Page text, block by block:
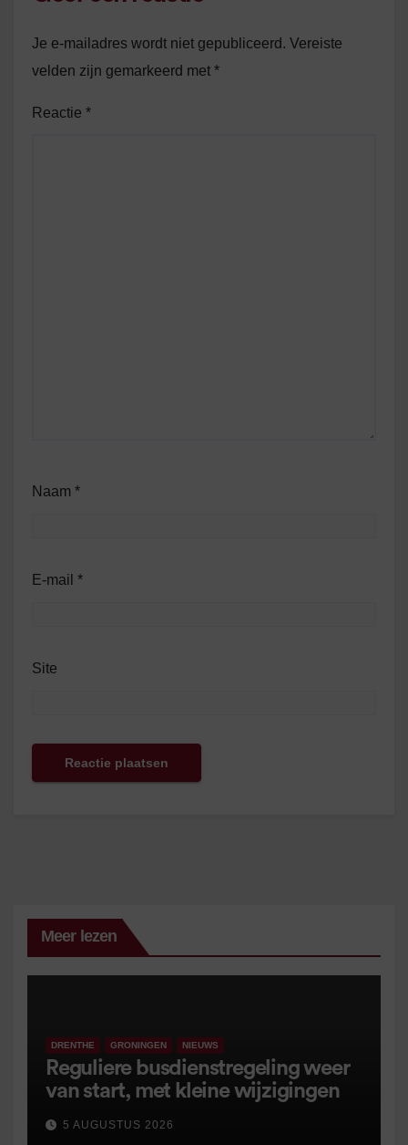
Je e-mailadres wordt niet gepubliceerd. Vereiste
velden zijn gemarkeerd met *
Reactie *
Naam *
E-mail *
Site
Meer lezen
DRENTHE GRONINGEN NIEUWS
Reguliere busdienstregeling weer
van start, met kleine wijzigingen
5 AUGUSTUS 2026